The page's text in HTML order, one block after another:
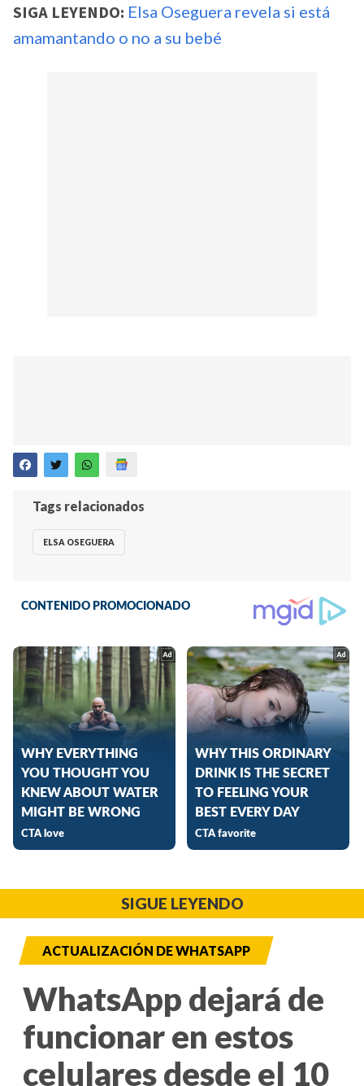
SIGA LEYENDO: Elsa Oseguera revela si está
amamantando o no a su bebé
Tags relacionados
ELSA OSEGUERA
SIGUE LEYENDO
ACTUALIZACIÓN DE WHATSAPP
WhatsApp dejará de
funcionar en estos
celulares desde el 10